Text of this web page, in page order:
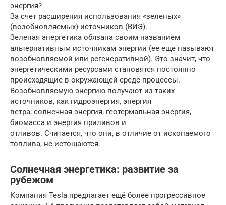
энергия?
За счет расширения использования «зеленых»
(возобновляемых) источников (ВИЭ).
Зеленая энергетика обязана своим названием
альтернативным источникам энергии (ее еще называют
возобновляемой или регенеративной). Это значит, что
энергетическими ресурсами становятся постоянно
происходящие в окружающей среде процессы.
Возобновляемую энергию получают из таких
источников, как гидроэнергия, энергия
ветра, солнечная энергия, геотермальная энергия,
биомасса и энергия приливов и
отливов. Считается, что они, в отличие от ископаемого
топлива, не истощаются.
Солнечная энергетика: развитие за
рубежом
Компания Tesla предлагает ещё более прогрессивное